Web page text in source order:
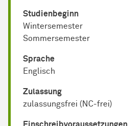
Studienbeginn
Wintersemester
Sommersemester
Sprache
Englisch
Zulassung
zulassungsfrei (NC-frei)